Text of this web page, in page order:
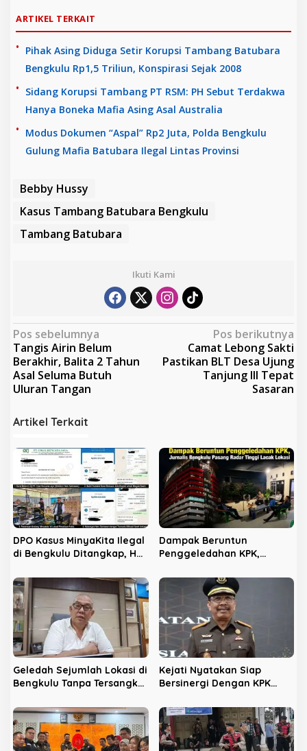
ARTIKEL TERKAIT
Pihak Asing Diduga Setir Korupsi Tambang Batubara
Bengkulu Rp1,5 Triliun, Konspirasi Sejak 2008
Sidang Korupsi Tambang PT RSM: PH Sebut Terdakwa
Hanya Boneka Mafia Asing Asal Australia
Modus Dokumen “Aspal” Rp2 Juta, Polda Bengkulu
Gulung Mafia Batubara Ilegal Lintas Provinsi
Bebby Hussy
Kasus Tambang Batubara Bengkulu
Tambang Batubara
Ikuti Kami
N
a
v
i
g
a
s
p
o
s
Pos sebelumnya
Tangis Airin Belum
Berakhir, Balita 2 Tahun
Asal Seluma Butuh
Uluran Tangan
Pos berikutnya
Camat Lebong Sakti
Pastikan BLT Desa Ujung
Tanjung III Tepat
Sasaran
Artikel Terkait
DPO Kasus MinyaKita Ilegal
di Bengkulu Ditangkap, HS
Jaringan di Balik Layar
Dampak Beruntun
Penggeledahan KPK,
Radar Tinggi Lacak Lokasi
Geledah Sejumlah Lokasi di
Bengkulu Tanpa Tersangka,
Kejati Nyatakan Siap
Bersinergi Dengan KPK
Bengkulu